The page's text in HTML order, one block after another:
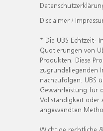
Disclaimer /
* Die UBS Echtzeit-
Quotierungen von
Produkten. Diese
zugrundeliegenden
nachzufolgen. UBS
Gewährleistung für
Vollständigkeit oder
angewandten